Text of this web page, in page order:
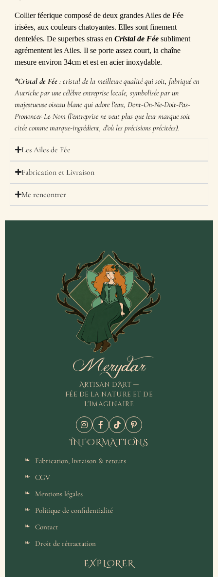
Collier féerique composé de deux grandes Ailes de Fée
irisées, aux couleurs chatoyantes. Elles sont finement
dentelées. De superbes strass en Cristal de Fée subliment
agrémentent les Ailes. Il se porte assez court, la chaîne
mesure environ 34cm et est en acier inoxydable.
*Cristal de Fée : cristal de la meilleure qualité qui soit, fabriqué en
Autriche par une célèbre entreprise locale, symbolisée par un
majestueuse oiseau blanc qui adore l’eau, Dont-On-Ne-Doit-Pas-
Prononcer-Le-Nom (l’entreprise ne veut plus que leur marque soit
citée comme marque-ingrédient, d’où les précisions précitées).
Les Ailes de Fée
Fabrication et Livraison
Me rencontrer
Merydar
Artisan d'Art —
Fée de la nature et de
l'imaginaire
INFORMATIONS
Fabrication, livraison & retours
CGV
Mentions légales
Politique de confidentialité
Contact
Droit de rétractation
EXPLORER